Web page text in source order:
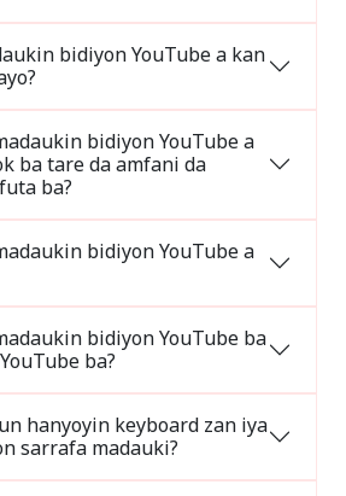
bidiyon YouTube a kan
bidiyon YouTube a
da amfani da
ba?
bidiyon YouTube a
bidiyon YouTube ba
tare da asusun YouTube ba?
hanyoyin keyboard zan iya
amfani da su don sarrafa madauki?